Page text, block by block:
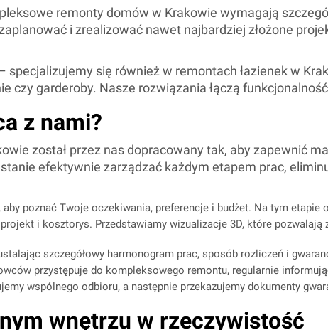
remonty domów w Krakowie wymagają
i zrealizować nawet najbardziej złożone
specjalizujemy się również w remontach łazienek w
czy garderoby. Nasze rozwiązania łączą
z nami?
został przez nas dopracowany tak, aby zapewnić
efektywnie zarządzać każdym etapem prac,
poznać Twoje oczekiwania, preferencje i budżet. Na tym
i kosztorys. Przedstawiamy wizualizacje 3D, które
szczegółowy harmonogram prac, sposób rozliczeń i
przystępuje do kompleksowego remontu, regularnie
wspólnego odbioru, a następnie przekazujemy dokumenty
wnętrzu w rzeczywistość